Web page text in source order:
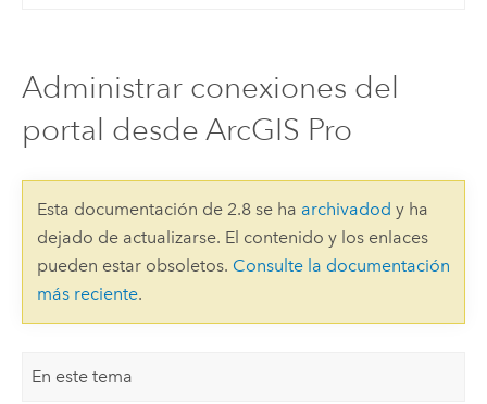
Administrar conexiones del
portal desde ArcGIS Pro
Esta documentación de 2.8 se ha archivadod y ha
dejado de actualizarse. El contenido y los enlaces
pueden estar obsoletos. Consulte la documentación
más reciente.
En este tema